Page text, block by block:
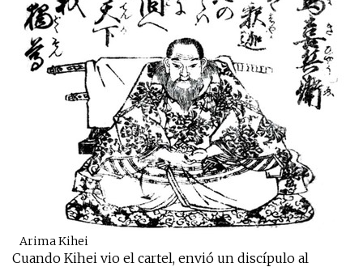
Arima Kihei
Cuando Kihei vio el cartel, envió un discípulo al